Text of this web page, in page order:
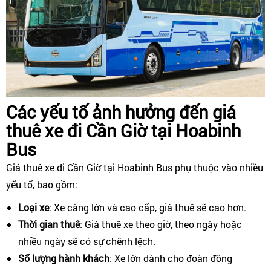
Các yếu tố ảnh hưởng đến giá
thuê xe đi Cần Giờ tại Hoabinh
Bus
Giá thuê xe đi Cần Giờ tại Hoabinh Bus phụ thuộc vào nhiều
yếu tố, bao gồm:
Loại xe: Xe càng lớn và cao cấp, giá thuê sẽ cao hơn.
Thời gian thuê: Giá thuê xe theo giờ, theo ngày hoặc
nhiều ngày sẽ có sự chênh lệch.
Số lượng hành khách: Xe lớn dành cho đoàn đông